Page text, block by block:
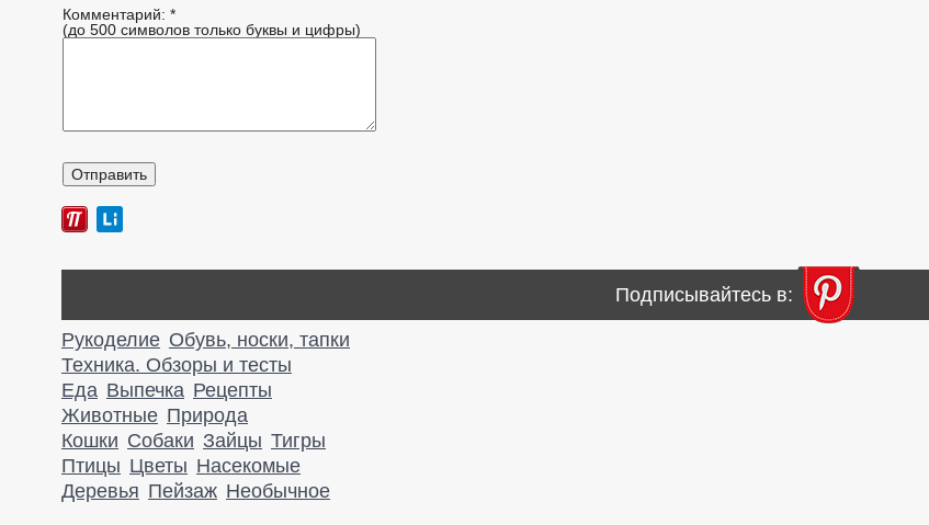
Комментарий: *
(до 500 символов только буквы и цифры)
Подписывайтесь в:
Рукоделие Обувь, носки, тапки
Техника. Обзоры и тесты
Еда Выпечка Рецепты
Животные Природа
Кошки Собаки Зайцы Тигры
Птицы Цветы Насекомые
Деревья Пейзаж Необычное